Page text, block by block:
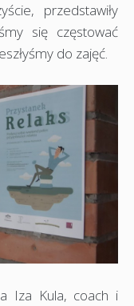
przedstawiły
się częstować
do zajęć.
Iza Kula, coach i